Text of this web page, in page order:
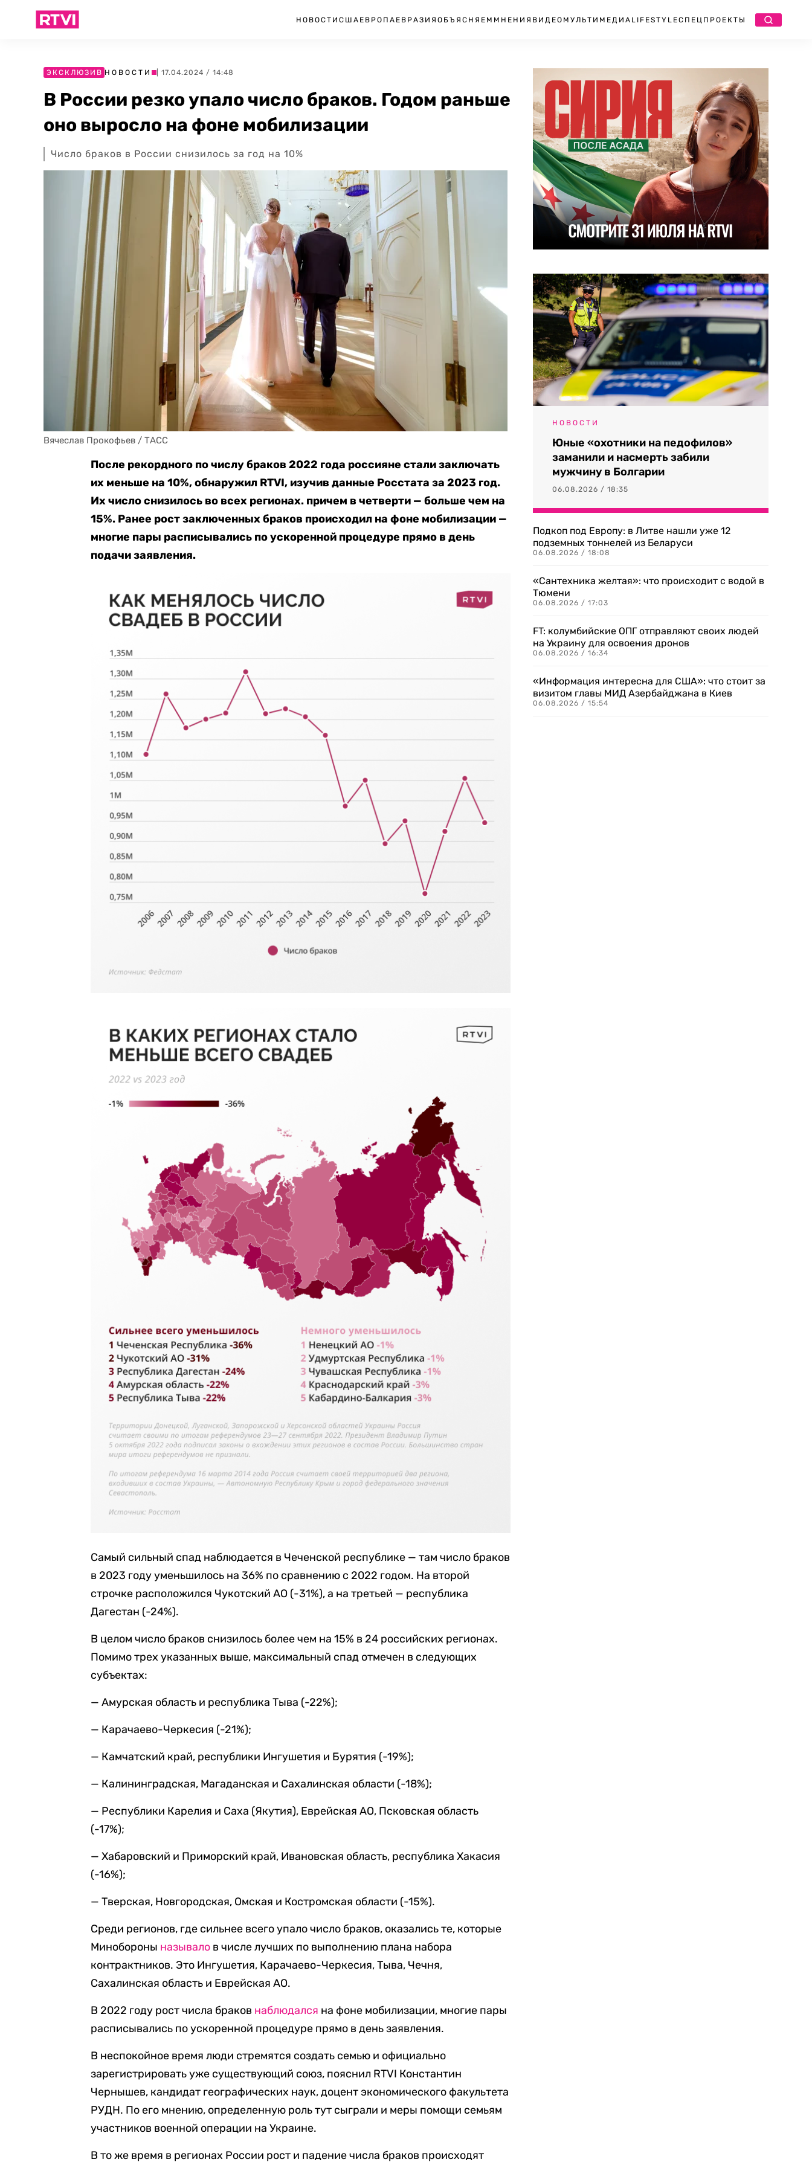
НОВОСТИ США ЕВРОПА ЕВРАЗИЯ ОБЪЯСНЯЕМ МНЕНИЯ ВИДЕО МУЛЬТИМЕДИА LIFESTYLEСПЕЦПРОЕКТЫ
ЭКСКЛЮЗИВ НОВОСТИ | 17.04.2024 / 14:48
В России резко упало число браков. Годом раньше
оно выросло на фоне мобилизации
Число браков в России снизилось за год на 10%
Вячеслав Прокофьев / ТАСС
После рекордного по числу браков 2022 года россияне стали заключать
их меньше на 10%, обнаружил RTVI, изучив данные Росстата за 2023 год.
Их число снизилось во всех регионах. причем в четверти — больше чем на
15%. Ранее рост заключенных браков происходил на фоне мобилизации —
многие пары расписывались по ускоренной процедуре прямо в день
подачи заявления.
Самый сильный спад наблюдается в Чеченской республике — там число браков
в 2023 году уменьшилось на 36% по сравнению с 2022 годом. На второй
строчке расположился Чукотский АО (-31%), а на третьей — республика
Дагестан (-24%).
В целом число браков снизилось более чем на 15% в 24 российских регионах.
Помимо трех указанных выше, максимальный спад отмечен в следующих
субъектах:
— Амурская область и республика Тыва (-22%);
— Карачаево-Черкесия (-21%);
— Камчатский край, республики Ингушетия и Бурятия (-19%);
— Калининградская, Магаданская и Сахалинская области (-18%);
— Республики Карелия и Саха (Якутия), Еврейская АО, Псковская область
(-17%);
— Хабаровский и Приморский край, Ивановская область, республика Хакасия
(-16%);
— Тверская, Новгородская, Омская и Костромская области (-15%).
Среди регионов, где сильнее всего упало число браков, оказались те, которые
Минобороны называло в числе лучших по выполнению плана набора
контрактников. Это Ингушетия, Карачаево-Черкесия, Тыва, Чечня,
Сахалинская область и Еврейская АО.
В 2022 году рост числа браков наблюдался на фоне мобилизации, многие пары
расписывались по ускоренной процедуре прямо в день заявления.
В неспокойное время люди стремятся создать семью и официально
зарегистрировать уже существующий союз, пояснил RTVI Константин
Чернышев, кандидат географических наук, доцент экономического факультета
РУДН. По его мнению, определенную роль тут сыграли и меры помощи семьям
участников военной операции на Украине.
В то же время в регионах России рост и падение числа браков происходят
НОВОСТИ
Юные «охотники на педофилов»
заманили и насмерть забили
мужчину в Болгарии
06.08.2026 / 18:35
Подкоп под Европу: в Литве нашли уже 12
подземных тоннелей из Беларуси
06.08.2026 / 18:08
«Сантехника желтая»: что происходит с водой в
Тюмени
06.08.2026 / 17:03
FT: колумбийские ОПГ отправляют своих людей
на Украину для освоения дронов
06.08.2026 / 16:34
«Информация интересна для США»: что стоит за
визитом главы МИД Азербайджана в Киев
06.08.2026 / 15:54